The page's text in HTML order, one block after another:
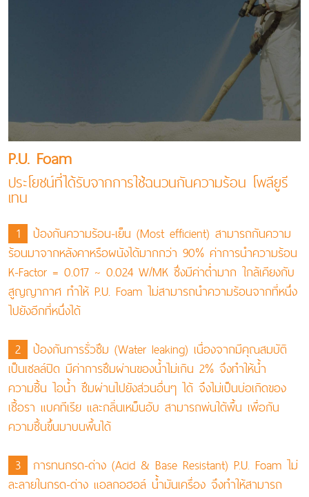
P.U. Foam
ประโยชน์ที่ได้รับจากการใช้ฉนวนกันความร้อน โพลียูรี
เทน
1
ป้องกันความร้อน-เย็น (Most efficient) สามารถกันความ
ร้อนมาจากหลังคาหรือผนังได้มากกว่า 90% ค่าการนำความร้อน
K-Factor = 0.017 ~ 0.024 W/MK ซึ่งมีค่าตํ่ามาก ใกล้เคียงกับ
สูญญากาศ ทำให้ P.U. Foam ไม่สามารถนำความร้อนจากที่หนึ่ง
ไปยังอีกที่หนึ่งได้
2
ป้องกันการรั่วซึม (Water leaking) เนื่องจากมีคุณสมบัติ
เป็นเซลล์ปิด มีค่าการซึมผ่านของนํ้าไม่เกิน 2% จึงทำให้นํ้า
ความชื้น ไอนํ้า ซึมผ่านไปยังส่วนอื่นๆ ได้ จึงไม่เป็นบ่อเกิดของ
เชื้อรา แบคทีเรีย และกลิ่นเหม็นอับ สามารถพ่นใต้พื้น เพื่อกัน
ความชื้นขึ้นมาบนพื้นได้
3
การทนกรด-ด่าง (Acid & Base Resistant) P.U. Foam ไม่
ละลายในกรด-ด่าง แอลกอฮอล์ นํ้ามันเครื่อง จึงทำให้สามารถ